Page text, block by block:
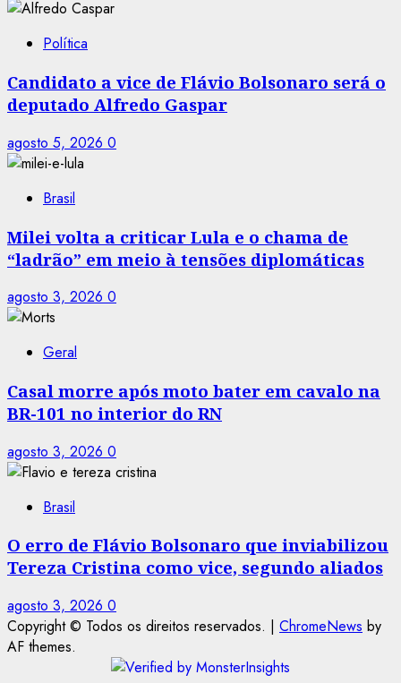
Política
Candidato a vice de Flávio Bolsonaro será o
deputado Alfredo Gaspar
agosto 5, 2026 0
Brasil
Milei volta a criticar Lula e o chama de
“ladrão” em meio à tensões diplomáticas
agosto 3, 2026 0
Geral
Casal morre após moto bater em cavalo na
BR-101 no interior do RN
agosto 3, 2026 0
Brasil
O erro de Flávio Bolsonaro que inviabilizou
Tereza Cristina como vice, segundo aliados
agosto 3, 2026 0
Copyright © Todos os direitos reservados. | ChromeNews by
AF themes.